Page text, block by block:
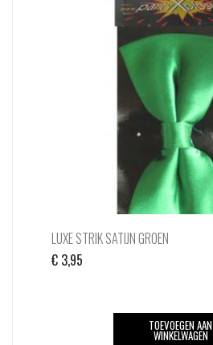
LUXE STRIK SATIJN GROEN
€ 3,95
TOEVOEGEN AAN
WINKELWAGEN